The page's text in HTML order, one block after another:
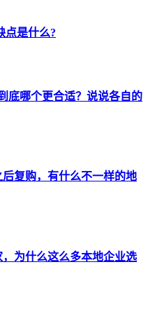
点是什么?
底哪个更合适？说说各自的
复购，有什么不一样的地
为什么这么多本地企业选